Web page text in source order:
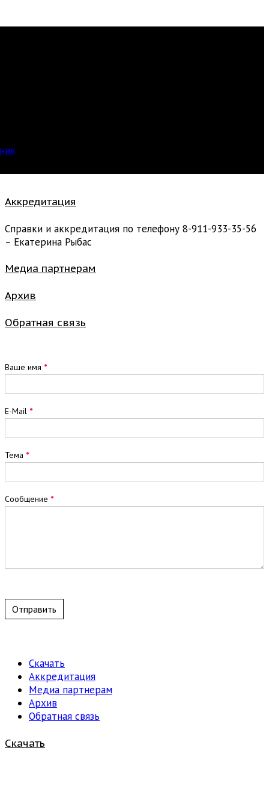
Аккредитация
Справки и аккредитация по телефону 8-911-933-35-56
– Екатерина Рыбас
Медиа партнерам
Архив
Обратная связь
Обратная
2025
Ваше имя *
E-Mail *
Тема *
Сообщение *
Отправить
Скачать
Аккредитация
Медиа партнерам
Архив
Обратная связь
Скачать